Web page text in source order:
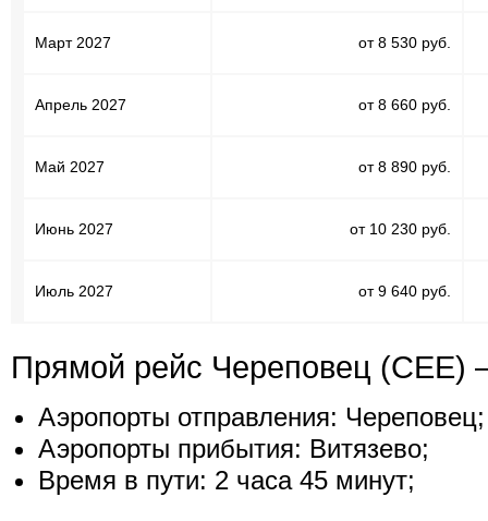
Март 2027 от 8 530 руб.
Апрель 2027 от 8 660 руб.
Май 2027 от 8 890 руб.
Июнь 2027 от 10 230 руб.
Июль 2027 от 9 640 руб.
Прямой рейс Череповец (CEE)
Аэропорты отправления: Череповец;
Аэропорты прибытия: Витязево;
Время в пути: 2 часа 45 минут;